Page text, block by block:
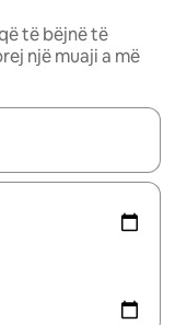
të bëjnë të
një muaji a më
lëviz me butonat e